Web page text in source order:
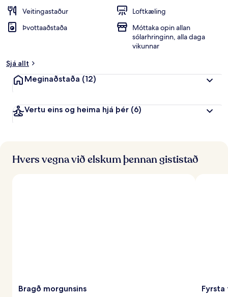
e
n
á
a
Veitingastaður
Loftkæling
Þvottaaðstaða
Móttaka opin allan
sólarhringinn, alla daga
vikunnar
Sjá allt
Meginaðstaða (12)
Vertu eins og heima hjá þér (6)
Hvers vegna við elskum þennan gististað
Bragð morgunsins